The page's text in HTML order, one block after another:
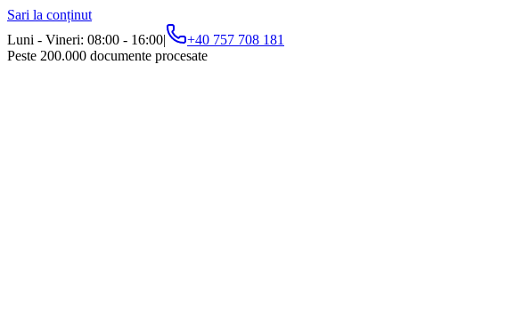
Sari la conținut
Luni - Vineri: 08:00 - 16:00|
+40 757 708 181
Peste 200.000 documente procesate